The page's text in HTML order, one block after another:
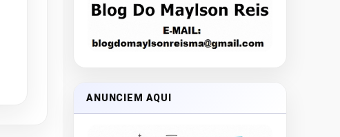
ANUNCIEM AQUI